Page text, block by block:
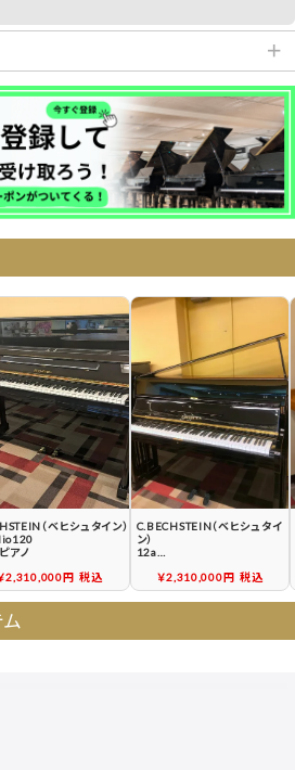
＋
払いシミュレーション
ビス・消音取付可能エリア
送料について
保証サービス
ビ
中古ピアノの状態につい
て
（ベヒシュタイン）
アノ
2,310,000円 税込
C.BECHSTEIN（ベヒシュタイ
ン）
12a
￥2,310,000円 税込